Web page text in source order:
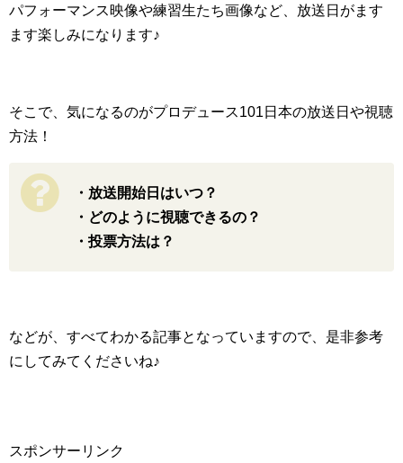
パフォーマンス映像や練習生たち画像など、放送日がます
ます楽しみになります♪
そこで、気になるのがプロデュース101日本の放送日や視聴
方法！
・放送開始日はいつ？
・どのように視聴できるの？
・投票方法は？
などが、すべてわかる記事となっていますので、是非参考
にしてみてくださいね♪
スポンサーリンク